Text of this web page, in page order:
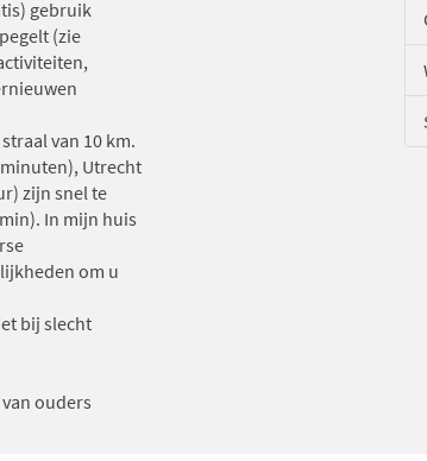
gebruik
(zie
van 10 km.
Utrecht
zijn snel te
In mijn huis
om u
bij slecht
ouders